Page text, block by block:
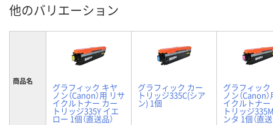
他のバリエーション
商品名
グラフィック キヤ
ノン（Canon）用 リサ
イクルトナー カー
トリッジ335Y イエ
ロー 1個（直送品）
グラフィック カー
トリッジ335C(シア
ン) 1個
グラフィック
ノン（Canon
イクルトナー
トリッジ
ンタ 1個（直送